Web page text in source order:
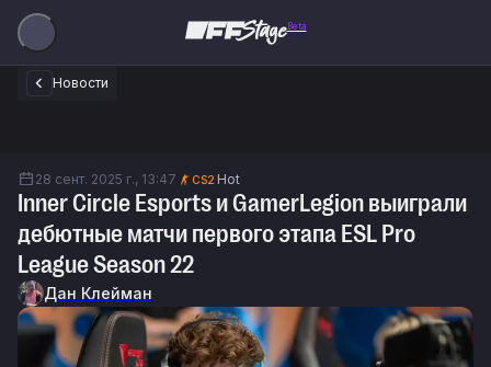
Beta
Новости
28 сент. 2025 г., 13:47 CS2 Hot
Inner Circle Esports и GamerLegion выиграли
дебютные матчи первого этапа ESL Pro
League Season 22
Дан Клейман